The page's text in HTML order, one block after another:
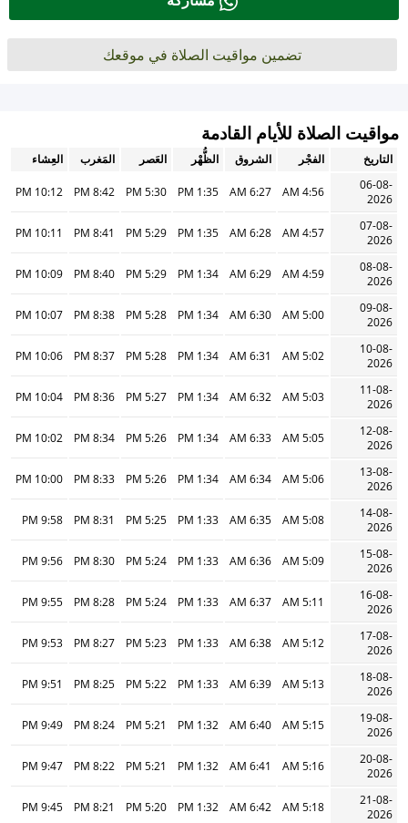
تضمين مواقيت الصلاة في موقعك
مواقيت الصلاة للأيام القادمة
التاريخ الفجْر الشروق الظُّهْر العَصر المَغرب
العِشاء
06-08-
2026
4:56 AM
6:27 AM
1:35 PM
5:30 PM
8:42 PM
10:12 PM
07-08-
2026
4:57 AM
6:28 AM
1:35 PM
5:29 PM
8:41 PM
10:11 PM
08-08-
2026
4:59 AM
6:29 AM
1:34 PM
5:29 PM
8:40 PM
10:09 PM
09-08-
2026
5:00 AM
6:30 AM
1:34 PM
5:28 PM
8:38 PM
10:07 PM
10-08-
2026
5:02 AM
6:31 AM
1:34 PM
5:28 PM
8:37 PM
10:06 PM
11-08-
2026
5:03 AM
6:32 AM
1:34 PM
5:27 PM
8:36 PM
10:04 PM
12-08-
2026
5:05 AM
6:33 AM
1:34 PM
5:26 PM
8:34 PM
10:02 PM
13-08-
2026
5:06 AM
6:34 AM
1:34 PM
5:26 PM
8:33 PM
10:00 PM
14-08-
2026
5:08 AM
6:35 AM
1:33 PM
5:25 PM
8:31 PM
9:58 PM
15-08-
2026
5:09 AM
6:36 AM
1:33 PM
5:24 PM
8:30 PM
9:56 PM
16-08-
2026
5:11 AM
6:37 AM
1:33 PM
5:24 PM
8:28 PM
9:55 PM
17-08-
2026
5:12 AM
6:38 AM
1:33 PM
5:23 PM
8:27 PM
9:53 PM
18-08-
2026
5:13 AM
6:39 AM
1:33 PM
5:22 PM
8:25 PM
9:51 PM
19-08-
2026
5:15 AM
6:40 AM
1:32 PM
5:21 PM
8:24 PM
9:49 PM
20-08-
2026
5:16 AM
6:41 AM
1:32 PM
5:21 PM
8:22 PM
9:47 PM
21-08-
2026
5:18 AM
6:42 AM
1:32 PM
5:20 PM
8:21 PM
9:45 PM